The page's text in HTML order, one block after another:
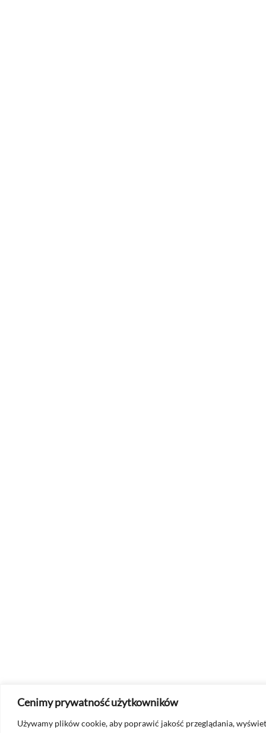
Cenimy prywatność użytkowników
Używamy plików cookie, aby poprawić jakość przeglądania,